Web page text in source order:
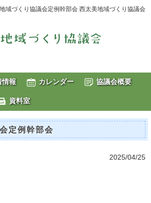
地域づくり協議会定例幹部会 西太美地域づくり協議会
情報 カレンダー 協議会概要
資料室
定例幹部会
2025/04/25